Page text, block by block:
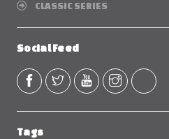
CLASSIC SERIES
Social Feed
Tags